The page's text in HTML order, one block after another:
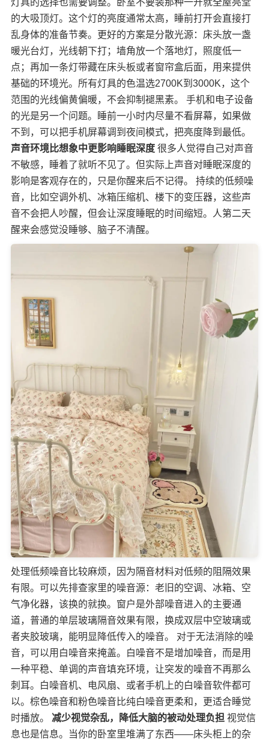
灯具的选择也需要调整。卧室不要装那种一开就全屋亮堂
的大吸顶灯。这个灯的亮度通常太高，睡前打开会直接打
乱身体的准备节奏。更好的方案是分散光源：床头放一盏
暖光台灯，光线朝下打；墙角放一个落地灯，照度低一
点；再加一条灯带藏在床头板或者窗帘盒后面，用来提供
基础的环境光。所有灯具的色温选2700K到3000K，这个
范围的光线偏黄偏暖，不会抑制褪黑素。 手机和电子设备
的光是另一个问题。睡前一小时内尽量不看屏幕，如果做
不到，可以把手机屏幕调到夜间模式，把亮度降到最低。
声音环境比想象中更影响睡眠深度 很多人觉得自己对声音
不敏感，睡着了就听不见了。但实际上声音对睡眠深度的
影响是客观存在的，只是你醒来后不记得。 持续的低频噪
音，比如空调外机、冰箱压缩机、楼下的变压器，这些声
音不会把人吵醒，但会让深度睡眠的时间缩短。人第二天
醒来会感觉没睡够、脑子不清醒。
处理低频噪音比较麻烦，因为隔音材料对低频的阻隔效果
有限。可以先排查家里的噪音源：老旧的空调、冰箱、空
气净化器，该换的就换。窗户是外部噪音进入的主要通
道，普通的单层玻璃隔音效果有限，换成双层中空玻璃或
者夹胶玻璃，能明显降低传入的噪音。 对于无法消除的噪
音，可以用白噪音来掩盖。白噪音不是增加噪音，而是用
一种平稳、单调的声音填充环境，让突发的噪音不再那么
刺耳。白噪音机、电风扇、或者手机上的白噪音软件都可
以。棕色噪音和粉色噪音比纯白噪音更柔和，更适合睡觉
时播放。 减少视觉杂乱，降低大脑的被动处理负担 视觉信
息也是信息。当你的卧室里堆满了东西——床头柜上的杂